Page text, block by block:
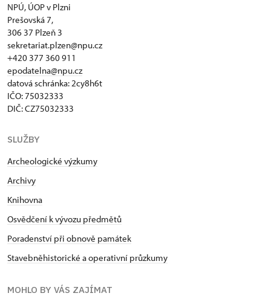
NPÚ, ÚOP v Plzni
Prešovská 7,
306 37 Plzeň 3
sekretariat.plzen@npu.cz
+420 377 360 911
epodatelna@npu.cz
datová schránka: 2cy8h6t​
IČO: 75032333
DIČ: CZ75032333
SLUŽBY
Archeologické výzkumy
Archivy
Knihovna
Osvědčení k vývozu předmětů
Poradenství při obnově památek
Stavebněhistorické a operativní průzkumy
MOHLO BY VÁS ZAJÍMAT